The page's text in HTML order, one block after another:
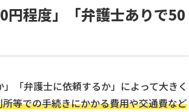
程度」「弁護士ありで50
「弁護士に依頼するか」によって大きく
等での手続きにかかる費用や交通費など